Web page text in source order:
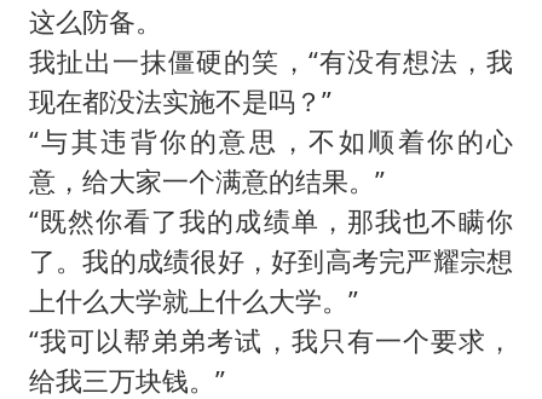
这么防备。
我扯出一抹僵硬的笑，“有没有想法，我
现在都没法实施不是吗？”
“与其违背你的意思，不如顺着你的心
意，给大家一个满意的结果。”
“既然你看了我的成绩单，那我也不瞒你
了。我的成绩很好，好到高考完严耀宗想
上什么大学就上什么大学。”
“我可以帮弟弟考试，我只有一个要求，
给我三万块钱。”